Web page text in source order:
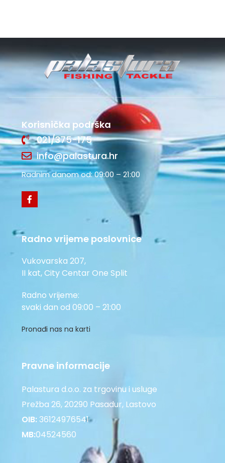
Korisnička podrška
021/375-175
info@palastura.hr
Radnim danom od: 09:00 – 21:00
Radno vrijeme poslovnice
Vukovarska 207,
II kat, City Centar One Split
Radno vrijeme:
svaki dan od 09:00 – 21:00
Pronađi nas na karti
Pravne informacije
Palastura d.o.o. za trgovinu i usluge
Prežba 26, 20290 Pasadur, Lastovo
OIB:36124976541
MB:04524560